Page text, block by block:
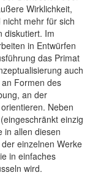
Wirklichkeit,
mehr für sich
diskutiert. Im
in Entwürfen
das Primat
auch
Formen des
an der
Neben
einzig
in allen diesen
einzelnen Werke
in einfaches
wird.